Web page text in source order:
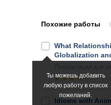
Похожие работы
Ты можешь добавить
любую работу в список
пожеланий.
What
Globalization
для
Idioms with